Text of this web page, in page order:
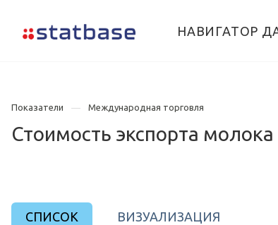
НАВИГАТОР
Показатели Международная торговля
Стоимость экспорта
СПИСОК ВИЗУАЛИЗАЦИЯ